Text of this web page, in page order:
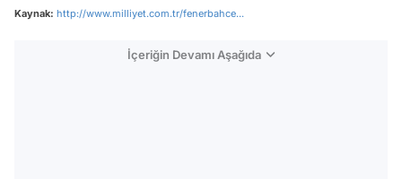
Kaynak: http://www.milliyet.com.tr/fenerbahce...
İçeriğin Devamı Aşağıda